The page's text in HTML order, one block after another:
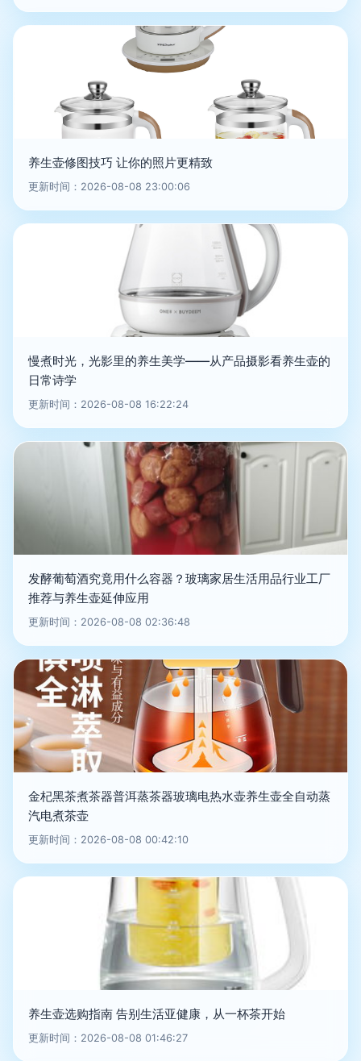
养生壶修图技巧 让你的照片更精致
更新时间：2026-08-08 23:00:06
慢煮时光，光影里的养生美学——从产品摄影看养生壶的
日常诗学
更新时间：2026-08-08 16:22:24
发酵葡萄酒究竟用什么容器？玻璃家居生活用品行业工厂
推荐与养生壶延伸应用
更新时间：2026-08-08 02:36:48
金杞黑茶煮茶器普洱蒸茶器玻璃电热水壶养生壶全自动蒸
汽电煮茶壶
更新时间：2026-08-08 00:42:10
养生壶选购指南 告别生活亚健康，从一杯茶开始
更新时间：2026-08-08 01:46:27